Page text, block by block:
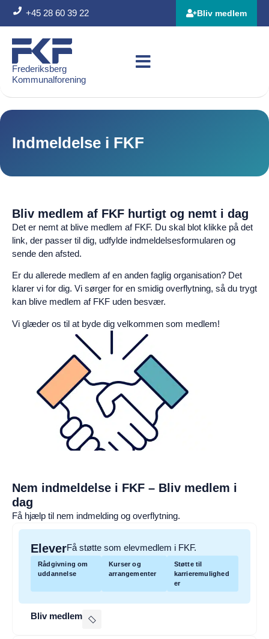
+45 28 60 39 22 Bliv medlem
Frederiksberg
Kommunalforening
Indmeldelse i FKF
Bliv medlem af FKF hurtigt og nemt i dag
Det er nemt at blive medlem af FKF. Du skal blot klikke på det
link, der passer til dig, udfylde indmeldelsesformularen og
sende den afsted.
Er du allerede medlem af en anden faglig organisation? Det
klarer vi for dig. Vi sørger for en smidig overflytning, så du trygt
kan blive medlem af FKF uden besvær.
Vi glæder os til at byde dig velkommen som medlem!
Nem indmeldelse i FKF – Bliv medlem i
dag
Få hjælp til nem indmelding og overflytning.
EleverFå støtte som elevmedlem i FKF.
Rådgivning om
uddannelse
Kurser og
arrangementer
Støtte til
karrieremulighed
er
Bliv medlem